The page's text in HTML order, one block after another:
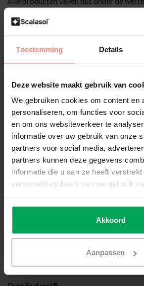
Toestemming Details
Deze website maakt gebruik van
We gebruiken cookies om content en
personaliseren, om functies voor
en om ons websiteverkeer te
informatie over uw gebruik van onze
partners voor social media,
partners kunnen deze gegevens
informatie die u aan ze heeft
verzameld op basis van uw gebruik
Akkoord
Aanpassen
De wettelijke garantie houdt in dat een
doen wat de consument er
Garantiebepalingen SCALASOL®
Item: Download:
PPC30
downloaden.
Verwerkings-/montageadvies
Alle producten moeten worden
officiële SCALASOL® raamfolie
Worden onze handleidingen en
kan er geen aanspraak gemaakt worden
producten valt niet onder onze garantie.
Als uw product schade heeft